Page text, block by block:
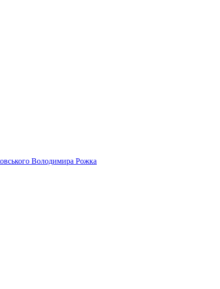
Володимира Рожка